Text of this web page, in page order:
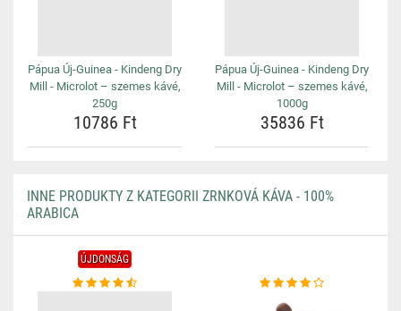
Pápua Új-Guinea - Kindeng Dry
Mill - Microlot – szemes kávé,
250g
10786 Ft
Pápua Új-Guinea - Kindeng Dry
Mill - Microlot – szemes kávé,
1000g
35836 Ft
INNE PRODUKTY Z KATEGORII ZRNKOVÁ KÁVA - 100%
ARABICA
ÚJDONSÁG